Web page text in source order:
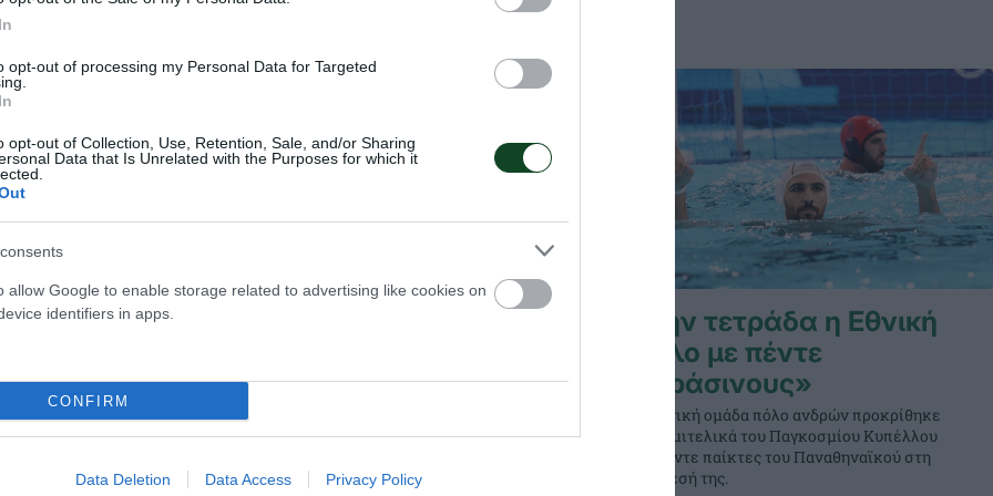
opt-out of processing my Personal Data for Targeted
opt-out of Collection, Use, Retention, Sale, and/or Sharing
Data that Is Unrelated with the Purposes for which it
allow Google to enable storage related to advertising like cookies on
identifiers in apps.
CONFIRM
Data Deletion Data Access Privacy Policy
Ελλάδα με
συγχαίρει την Ελλάδα
της κορυφής του κόσμου
πλατιά και την υπογραφή
Ο Παναθηναϊκός αποτελεί πλέον κεντρικό
στον τελικό, δείχνοντας ότι ο Σύλλογος
αντιπροσωπευτικού συγκροτήματος.
Στην τετράδα η Εθνική
πόλο με πέντε
«πράσινους»
Η Εθνική ομάδα πόλο ανδρών προκρίθηκε
στα ημιτελικά του Παγκοσμίου Κυπέλλου
με πέντε παίκτες του Παναθηναϊκού στη
σύνθεσή της.